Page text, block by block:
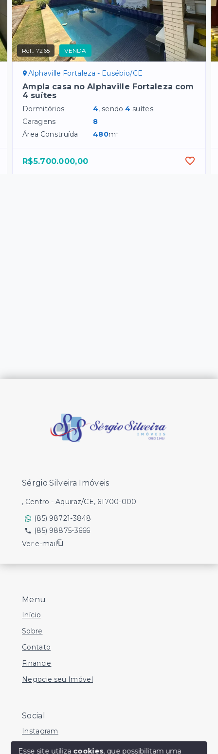
Ref.:7265 VENDA
Alphaville Fortaleza - Eusébio/CE
Ampla casa no Alphaville Fortaleza com
4 suítes
Dormitórios 4, sendo4 suítes
Garagens
8
Área Construída
480m²
R$5.700.000,00
Menu
Início
Sobre
Contato
Financie
Negocie seu Imóvel
Social
Instagram
Facebook
Sérgio Silveira Imóveis
, Centro - Aquiraz/CE, 61700-000
(85) 98721-3848
(85) 98875-3666
Ver e-mail
Esse site utiliza cookies, que possibilitam uma